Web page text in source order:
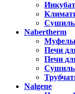
Nabertherm
Печи
Печи
Nalgene